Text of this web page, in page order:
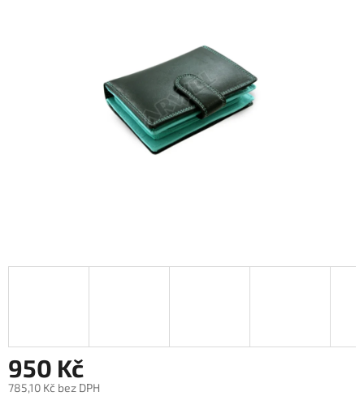
950 Kč
785,10 Kč bez DPH